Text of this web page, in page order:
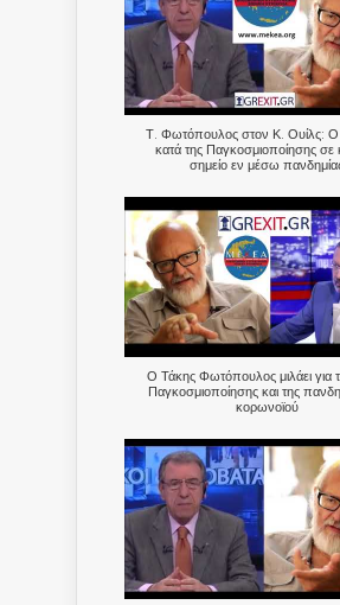
Τ. Φωτόπουλος στον Κ. Ουίλς:
κατά της Παγκοσμιοποίησης σε
σημείο εν μέσω
Ο Τάκης Φωτόπουλος μιλάει για
Παγκοσμιοποίησης και της
κορωνοϊού